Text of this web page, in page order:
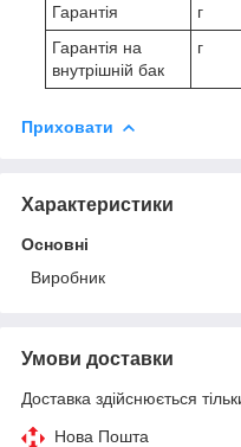
Гарантія
г
Гарантія на
внутрішній бак
г
Приховати
Характеристики
Основні
Виробник
Умови доставки
Доставка здійснюється
Нова Пошта